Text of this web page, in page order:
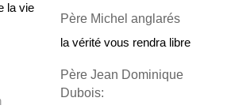
la vie
Père Michel anglarés
la vérité vous rendra libre
Père Jean Dominique
Dubois: